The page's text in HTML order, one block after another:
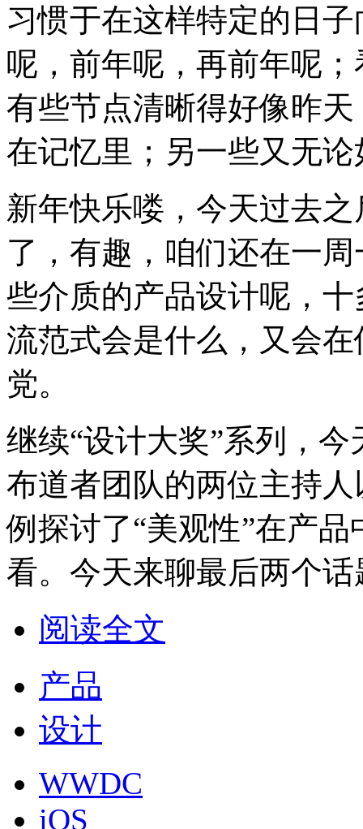
习惯于在这样特定的日
呢，前年呢，再前年呢
有些节点清晰得好像昨
在记忆里；另一些又无
新年快乐喽，今天过去
了，有趣，咱们还在一
些介质的产品设计呢，
流范式会是什么，又会
党。
继续“设计大奖”系列，
布道者团队的两位主持
例探讨了“美观性”在产
看。今天来聊最后两个话
阅读全文
产品
设计
WWDC
iOS